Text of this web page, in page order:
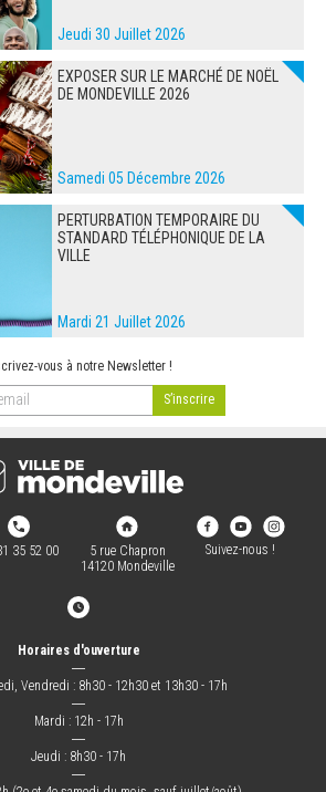
Jeudi 30 Juillet 2026
EXPOSER SUR LE MARCHÉ DE NOËL
DE MONDEVILLE 2026
Samedi 05 Décembre 2026
PERTURBATION TEMPORAIRE DU
STANDARD TÉLÉPHONIQUE DE LA
VILLE
Mardi 21 Juillet 2026
vous à notre Newsletter !
35 52 00
5 rue Chapron
14120 Mondeville
Suivez-nous !
Horaires d'ouverture
―
Vendredi : 8h30 - 12h30 et 13h30 - 17h
―
Mardi : 12h - 17h
―
Jeudi : 8h30 - 17h
―